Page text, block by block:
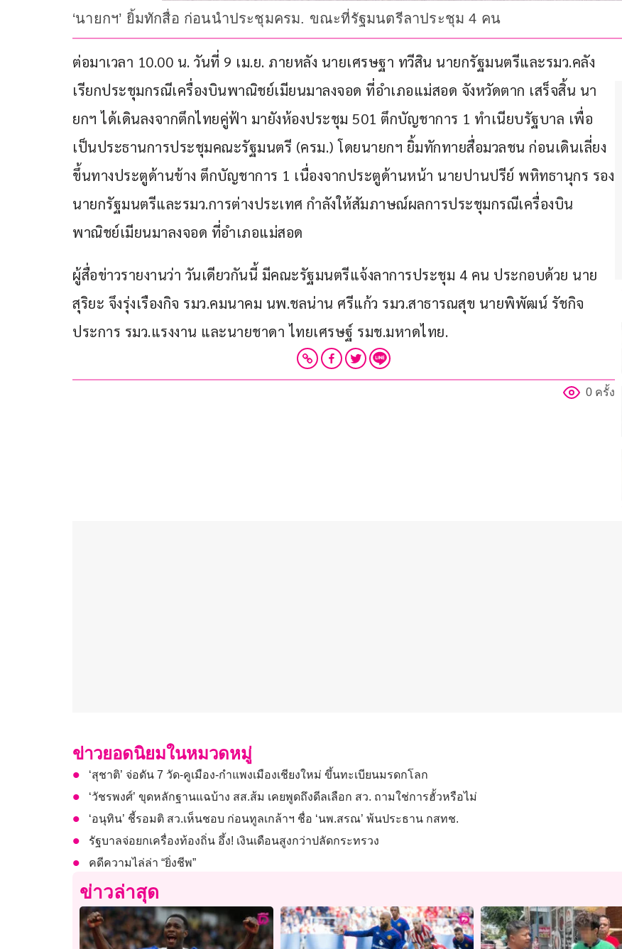
‘นายกฯ’ ยิ้มทักสื่อ ก่อนนำประชุมครม. ขณะที่รัฐมนตรีลาประชุม 4 คน
ต่อมาเวลา 10.00 น. วันที่ 9 เม.ย. ภายหลัง นายเศรษฐา ทวีสิน นายกรัฐมนตรีและรมว.คลัง
เรียกประชุมกรณีเครื่องบินพาณิชย์เมียนมาลงจอด ที่อำเภอแม่สอด จังหวัดตาก เสร็จสิ้น นา
ยกฯ ได้เดินลงจากตึกไทยคู่ฟ้า มายังห้องประชุม 501 ตึกบัญชาการ 1 ทำเนียบรัฐบาล เพื่อ
เป็นประธานการประชุมคณะรัฐมนตรี (ครม.) โดยนายกฯ ยิ้มทักทายสื่อมวลชน ก่อนเดินเลี่ยง
ขึ้นทางประตูด้านข้าง ตึกบัญชาการ 1 เนื่องจากประตูด้านหน้า นายปานปรีย์ พหิทธานุกร รอง
นายกรัฐมนตรีและรมว.การต่างประเทศ กำลังให้สัมภาษณ์ผลการประชุมกรณีเครื่องบิน
พาณิชย์เมียนมาลงจอด ที่อำเภอแม่สอด
ผู้สื่อข่าวรายงานว่า วันเดียวกันนี้ มีคณะรัฐมนตรีแจ้งลาการประชุม 4 คน ประกอบด้วย นาย
สุริยะ จึงรุ่งเรืองกิจ รมว.คมนาคม นพ.ชลน่าน ศรีแก้ว รมว.สาธารณสุข นายพิพัฒน์ รัชกิจ
ประการ รมว.แรงงาน และนายชาดา ไทยเศรษฐ์ รมช.มหาดไทย.
0 ครั้ง
ข่าวยอดนิยมในหมวดหมู่
‘สุชาติ’ จ่อดัน 7 วัด-คูเมือง-กำแพงเมืองเชียงใหม่ ขึ้นทะเบียนมรดกโลก
‘วัชรพงศ์’ ขุดหลักฐานแฉบ้าง สส.ส้ม เคยพูดถึงดีลเลือก สว. ถามใช่การฮั้วหรือไม่
‘อนุทิน’ ชี้รอมติ สว.เห็นชอบ ก่อนทูลเกล้าฯ ชื่อ ‘นพ.สรณ’ พ้นประธาน กสทช.
รัฐบาลจ่อยกเครื่องท้องถิ่น อึ้ง! เงินเดือนสูงกว่าปลัดกระทรวง
คดีความไล่ล่า “ยิ่งชีพ”
ข่าวล่าสุด